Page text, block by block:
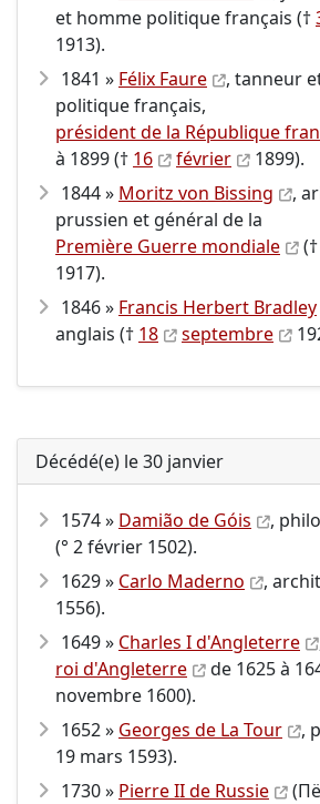
et homme politique français (†
1913).
1841 » Félix Faure
, tanneur
politique français,
président de la République
à 1899 († 16 février
1899).
1844 » Moritz von Bissing
,
prussien et général de la
Première Guerre mondiale
(†
1917).
1846 » Francis Herbert Bradley
anglais († 18 septembre
Décédé(e) le 30 janvier
1574 » Damião de Góis
,
(° 2 février 1502).
1629 » Carlo Maderno
,
1556).
1649 » Charles Id'Angleterre
roi d'Angleterre
de 1625 à
novembre 1600).
1652 » Georges de La Tour
,
19 mars 1593).
1730 » Pierre II de Russie